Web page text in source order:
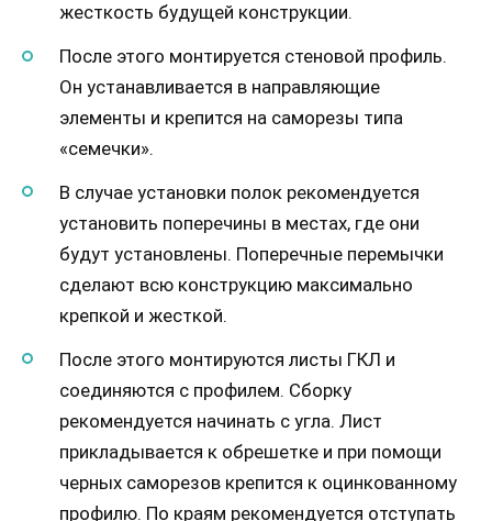
жесткость будущей конструкции.
После этого монтируется стеновой профиль.
Он устанавливается в направляющие
элементы и крепится на саморезы типа
«семечки».
В случае установки полок рекомендуется
установить поперечины в местах, где они
будут установлены. Поперечные перемычки
сделают всю конструкцию максимально
крепкой и жесткой.
После этого монтируются листы ГКЛ и
соединяются с профилем. Сборку
рекомендуется начинать с угла. Лист
прикладывается к обрешетке и при помощи
черных саморезов крепится к оцинкованному
профилю. По краям рекомендуется отступать